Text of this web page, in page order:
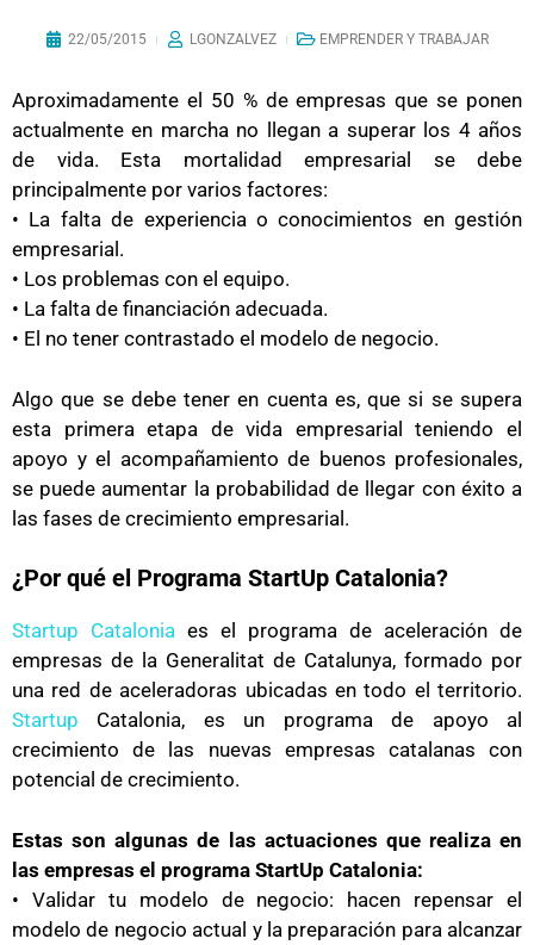
22/05/2015 LGONZALVEZ EMPRENDER Y TRABAJAR
Aproximadamente el 50 % de empresas que se ponen
actualmente en marcha no llegan a superar los 4 años
de vida. Esta mortalidad empresarial se debe
principalmente por varios factores:
• La falta de experiencia o conocimientos en gestión
empresarial.
• Los problemas con el equipo.
• La falta de financiación adecuada.
• El no tener contrastado el modelo de negocio.
Algo que se debe tener en cuenta es, que si se supera
esta primera etapa de vida empresarial teniendo el
apoyo y el acompañamiento de buenos profesionales,
se puede aumentar la probabilidad de llegar con éxito a
las fases de crecimiento empresarial.
¿Por qué el Programa StartUp Catalonia?
Startup Catalonia es el programa de aceleración de
empresas de la Generalitat de Catalunya, formado por
una red de aceleradoras ubicadas en todo el territorio.
Startup Catalonia, es un programa de apoyo al
crecimiento de las nuevas empresas catalanas con
potencial de crecimiento.
Estas son algunas de las actuaciones que realiza en
las empresas el programa StartUp Catalonia:
• Validar tu modelo de negocio: hacen repensar el
modelo de negocio actual y la preparación para alcanzar